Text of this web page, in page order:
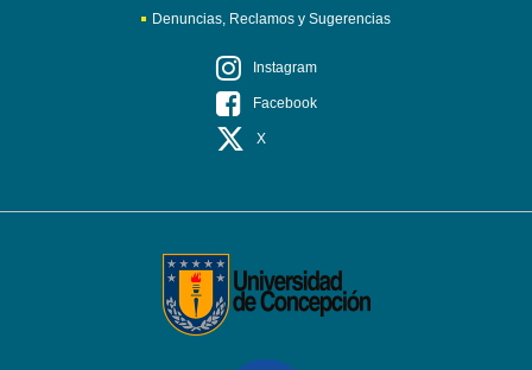
Denuncias, Reclamos y Sugerencias
Instagram
Facebook
X